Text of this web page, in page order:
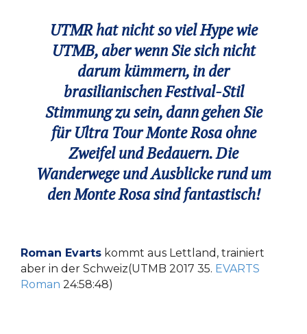
UTMR hat nicht so viel Hype wie
UTMB, aber wenn Sie sich nicht
darum kümmern, in der
brasilianischen Festival-Stil
Stimmung zu sein, dann gehen Sie
für Ultra Tour Monte Rosa ohne
Zweifel und Bedauern. Die
Wanderwege und Ausblicke rund um
den Monte Rosa sind fantastisch!
Roman Evarts kommt aus Lettland, trainiert
aber in der Schweiz(UTMB 2017 35. EVARTS
Roman 24:58:48)